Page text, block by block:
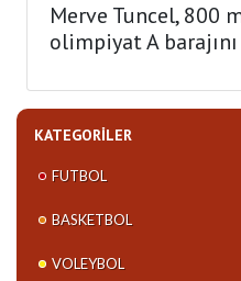
Merve Tuncel, 800
olimpiyat A
KATEGORILER
FUTBOL
BASKETBOL
VOLEYBOL